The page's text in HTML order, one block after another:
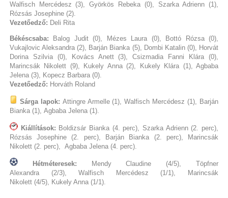
Walfisch Mercédesz (3), Györkös Rebeka (0), Szarka Adrienn (1),
Rózsás Josephine (2).
Vezetőedző: Deli Rita
Békéscsaba: Balog Judit (0), Mézes Laura (0), Bottó Rózsa (0),
Vukajlovic Aleksandra (2), Barján Bianka (5), Dombi Katalin (0), Horvát
Dorina Szilvia (0), Kovács Anett (3), Csizmadia Fanni Klára (0),
Marincsák Nikolett (9), Kukely Anna (2), Kukely Klára (1), Agbaba
Jelena (3), Kopecz Barbara (0).
Vezetőedző: Horváth Roland
Sárga lapok: Attingre Armelle (1), Walfisch Mercédesz (1), Barján
Bianka (1), Agbaba Jelena (1).
Kiállítások: Boldizsár Bianka (4. perc), Szarka Adrienn (2. perc),
Rózsás Josephine (2. perc), Barján Bianka (2. perc), Marincsák
Nikolett (2. perc), Agbaba Jelena (4. perc).
Hétméteresek:
Mendy Claudine (4/5), Töpfner
Alexandra (2/3), Walfisch Mercédesz (1/1), Marincsák
Nikolett (4/5), Kukely Anna (1/1).